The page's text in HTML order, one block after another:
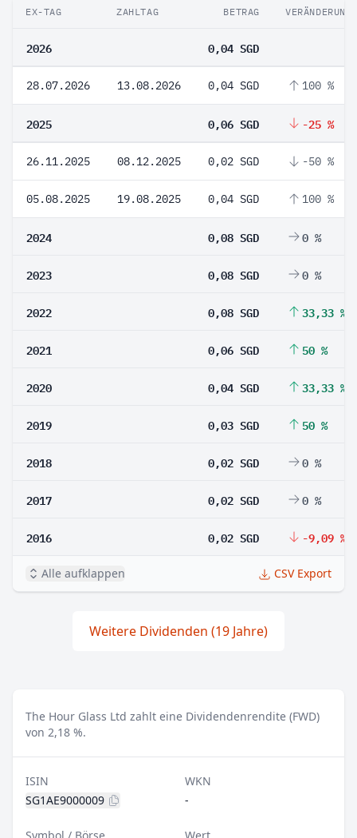
EX-TAG ZAHLTAG BETRAG VERÄNDERUNG
2026 0,04 SGD
28.07.2026 13.08.2026 0,04 SGD 100 %
2025 0,06 SGD -25 %
26.11.2025 08.12.2025 0,02 SGD -50 %
05.08.2025 19.08.2025 0,04 SGD 100 %
2024 0,08 SGD 0 %
2023 0,08 SGD 0 %
2022 0,08 SGD 33,33 %
2021 0,06 SGD 50 %
2020 0,04 SGD 33,33 %
2019 0,03 SGD 50 %
2018 0,02 SGD 0 %
2017 0,02 SGD 0 %
2016 0,02 SGD -9,09 %
Alle aufklappen CSV Export
Weitere Dividenden (19 Jahre)
The Hour Glass Ltd zahlt eine Dividendenrendite (FWD)
von 2,18 %.
ISIN
SG1AE9000009
WKN
-